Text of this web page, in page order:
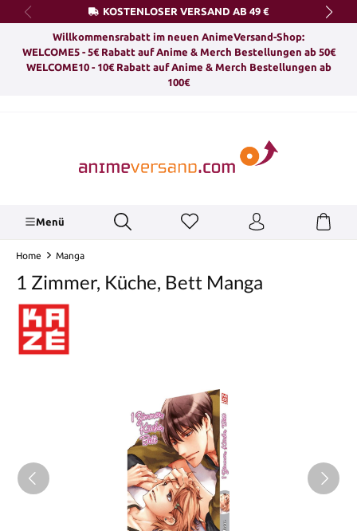
springen KOSTENLOSER VERSAND AB 49 €
Willkommensrabatt im neuen AnimeVersand-Shop:
WELCOME5 - 5€ Rabatt auf Anime & Merch Bestellungen ab 50€
WELCOME10 - 10€ Rabatt auf Anime & Merch Bestellungen ab
100€
Menü
Home Manga
1 Zimmer, Küche, Bett Manga